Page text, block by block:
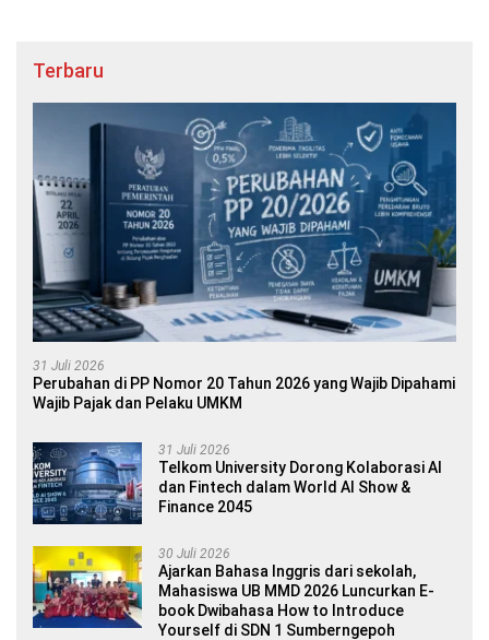
Terbaru
31 Juli 2026
Perubahan di PP Nomor 20 Tahun 2026 yang Wajib Dipahami
Wajib Pajak dan Pelaku UMKM
31 Juli 2026
Telkom University Dorong Kolaborasi AI
dan Fintech dalam World AI Show &
Finance 2045
30 Juli 2026
Ajarkan Bahasa Inggris dari sekolah,
Mahasiswa UB MMD 2026 Luncurkan E-
book Dwibahasa How to Introduce
Yourself di SDN 1 Sumberngepoh